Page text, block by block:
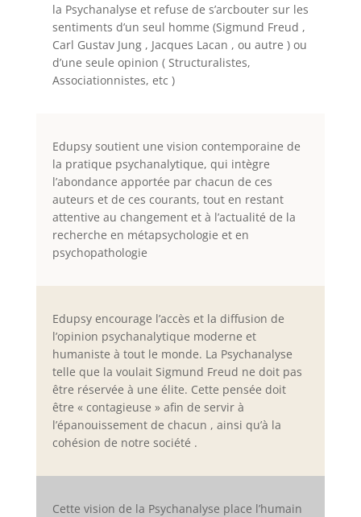
la Psychanalyse et refuse de s’arcbouter sur les
sentiments d’un seul homme (Sigmund Freud ,
Carl Gustav Jung , Jacques Lacan , ou autre ) ou
d’une seule opinion ( Structuralistes,
Associationnistes, etc )
Edupsy soutient une vision contemporaine de
la pratique psychanalytique, qui intègre
l’abondance apportée par chacun de ces
auteurs et de ces courants, tout en restant
attentive au changement et à l’actualité de la
recherche en métapsychologie et en
psychopathologie
Edupsy encourage l’accès et la diffusion de
l’opinion psychanalytique moderne et
humaniste à tout le monde. La Psychanalyse
telle que la voulait Sigmund Freud ne doit pas
être réservée à une élite. Cette pensée doit
être « contagieuse » afin de servir à
l’épanouissement de chacun , ainsi qu’à la
cohésion de notre société .
Cette vision de la Psychanalyse place l’humain